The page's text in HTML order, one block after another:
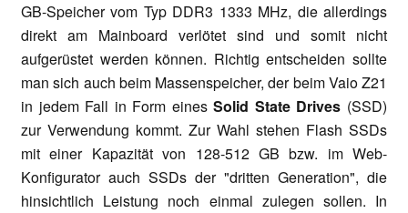
GB-Speicher vom Typ DDR3 1333 MHz, die allerdings
direkt am Mainboard verlötet sind und somit nicht
aufgerüstet werden können. Richtig entscheiden sollte
man sich auch beim Massenspeicher, der beim Vaio Z21
in jedem Fall in Form einesSolid State Drives (SSD)
zur Verwendung kommt. Zur Wahl stehen Flash SSDs
mit einer Kapazität von 128-512 GB bzw. im Web-
Konfigurator auch SSDs der "dritten Generation", die
hinsichtlich Leistung noch einmal zulegen sollen. In